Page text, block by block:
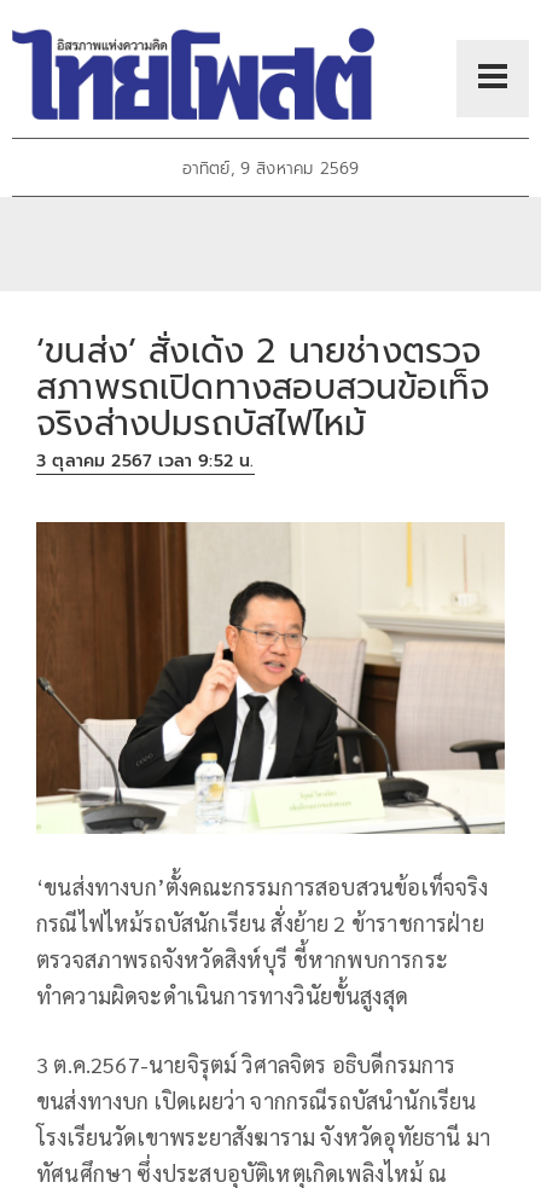
อาทิตย์, 9 สิงหาคม 2569
‘ขนส่ง’ สั่งเด้ง 2 นายช่างตรวจ
สภาพรถเปิดทางสอบสวนข้อเท็จ
จริงส่างปมรถบัสไฟไหม้
3 ตุลาคม 2567 เวลา 9:52 น.
‘ขนส่งทางบก’ตั้งคณะกรรมการสอบสวนข้อเท็จจริง
กรณีไฟไหม้รถบัสนักเรียน สั่งย้าย 2 ข้าราชการฝ่าย
ตรวจสภาพรถจังหวัดสิงห์บุรี ชี้หากพบการกระ
ทำความผิดจะดำเนินการทางวินัยขั้นสูงสุด
3 ต.ค.2567-นายจิรุตม์ วิศาลจิตร อธิบดีกรมการ
ขนส่งทางบก เปิดเผยว่า จากกรณีรถบัสนำนักเรียน
โรงเรียนวัดเขาพระยาสังฆาราม จังหวัดอุทัยธานี มา
ทัศนศึกษา ซึ่งประสบอุบัติเหตุเกิดเพลิงไหม้ ณ